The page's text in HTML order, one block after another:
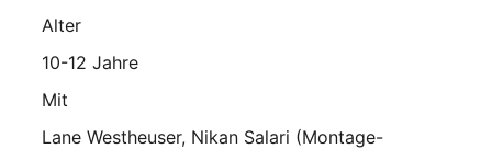
Alter
10-12 Jahre
Mit
Lane Westheuser, Nikan Salari (Montage-